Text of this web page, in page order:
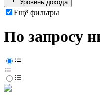
Уровень дохода
Ещё фильтры
По запросу